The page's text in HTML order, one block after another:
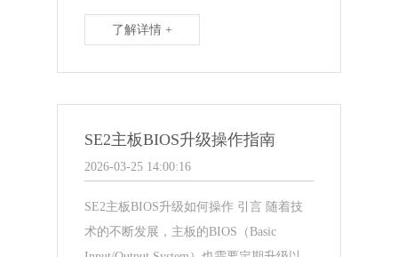
了解详情 +
SE2主板BIOS升级操作指南
2026-03-25 14:00:16
SE2主板BIOS升级如何操作 引言 随着技
术的不断发展，主板的BIOS（Basic